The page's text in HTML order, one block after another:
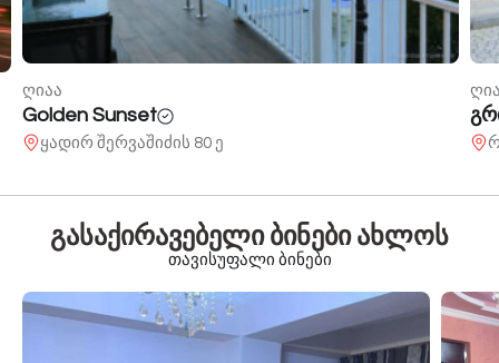
ღიაა
Golden Sunset
ყადირ შერვაშიძის 80 ე
გასაქირავებელი ბინები ახლოს
თავისუფალი ბინები